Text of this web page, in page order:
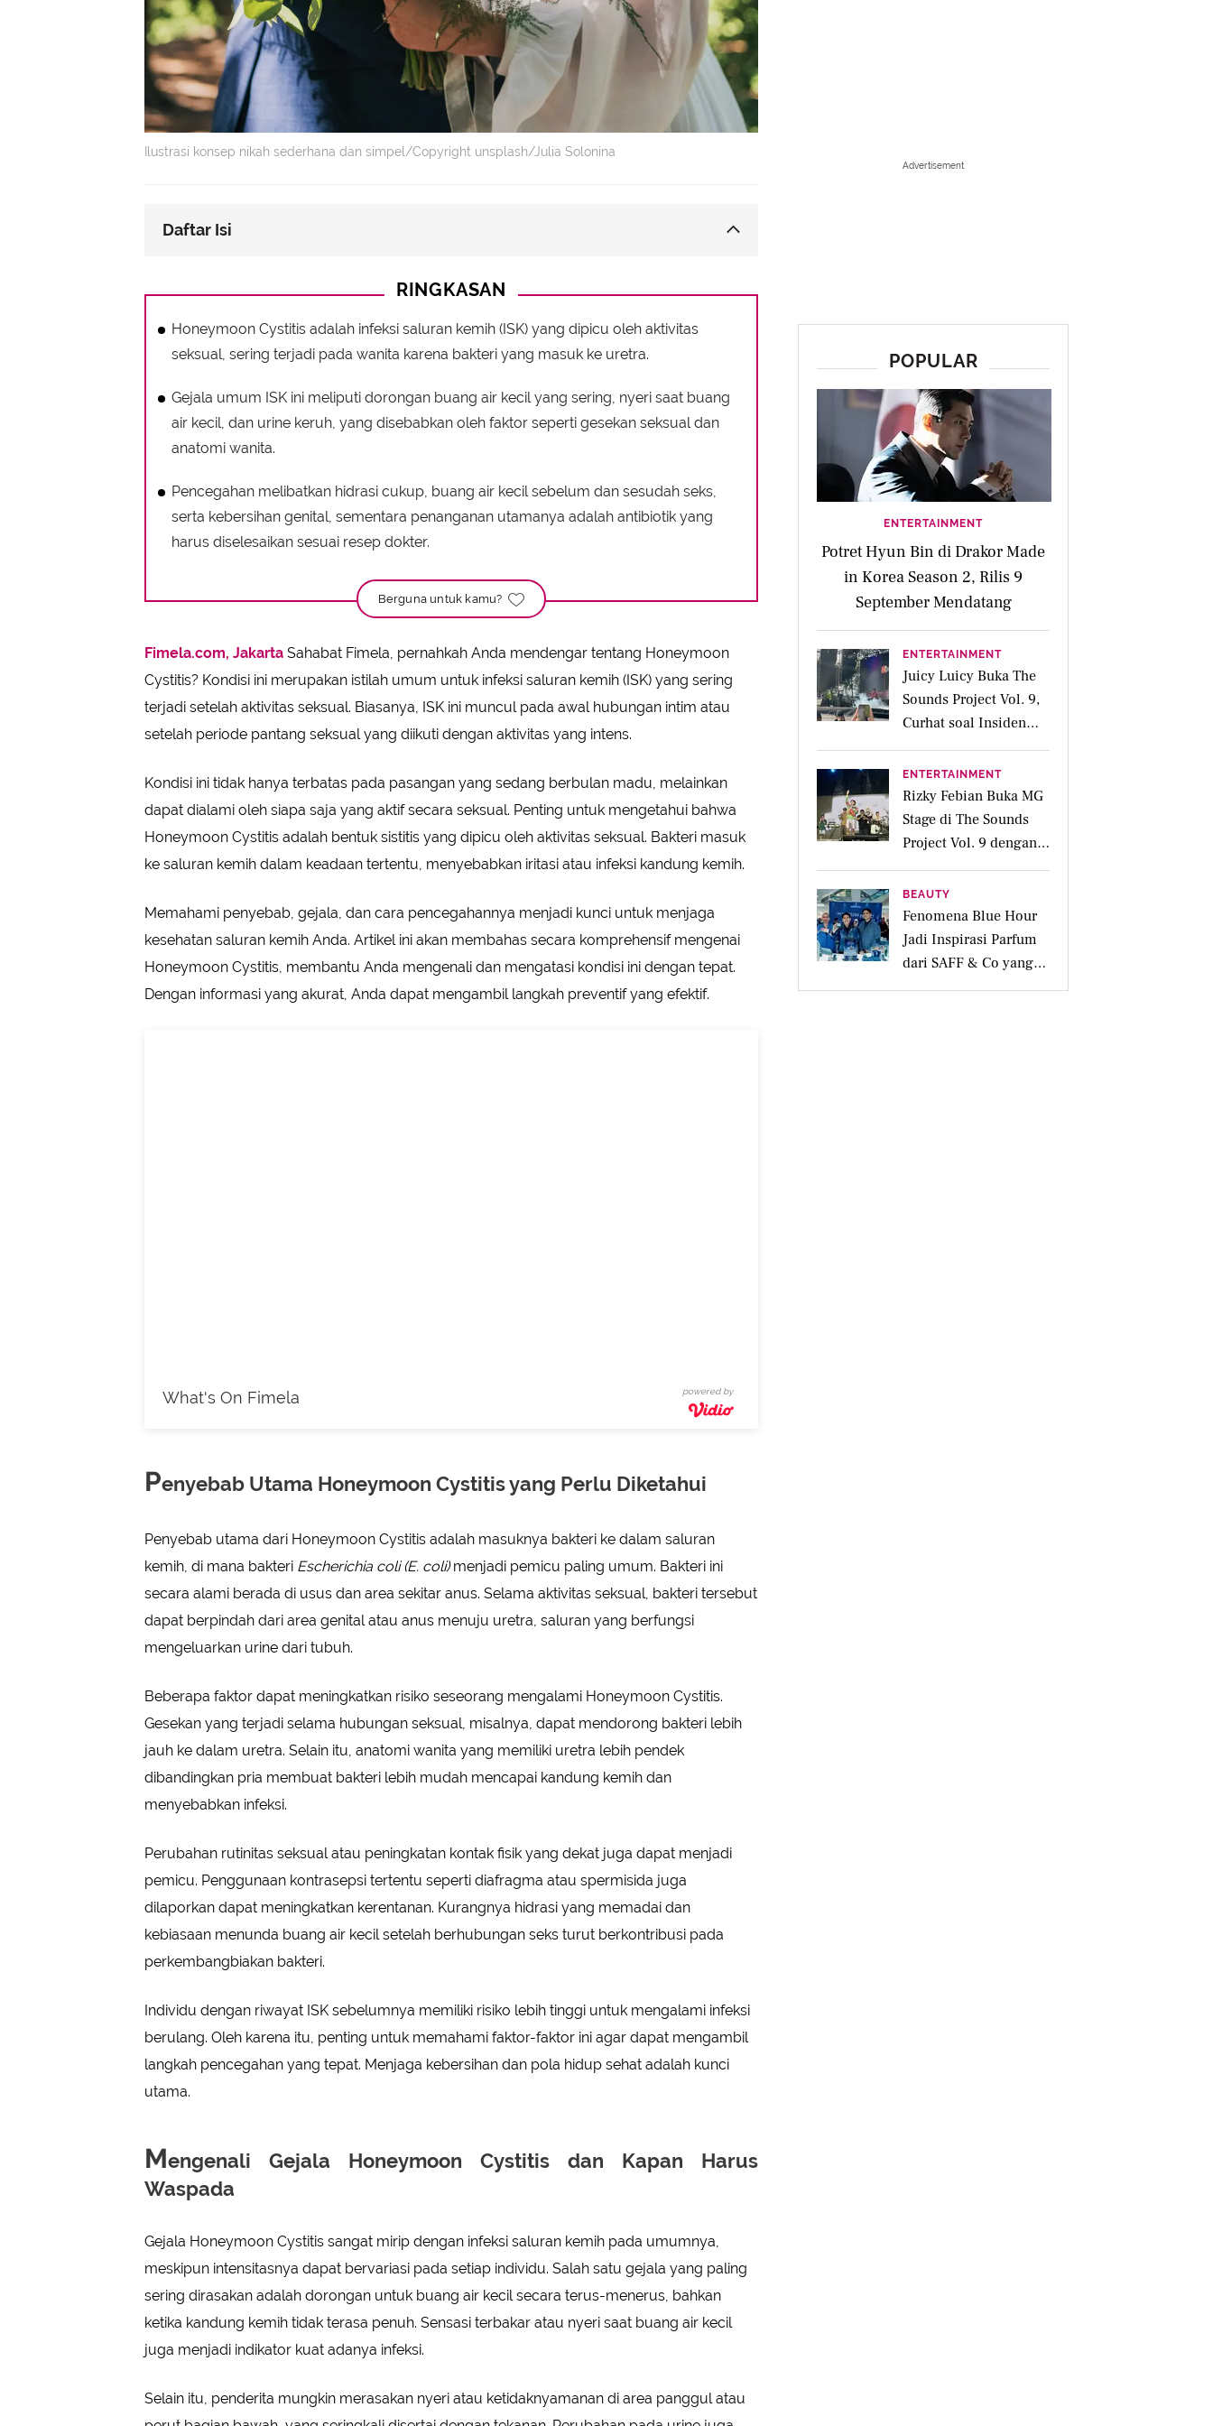
Ilustrasi konsep nikah sederhana dan simpel/Copyright unsplash/Julia Solonina
Daftar Isi
Mengenali Gejala Honeymoon Cystitis dan Kapan Harus Waspada
Strategi Pencegahan Honeymoon Cystitis yang Efektif
Penanganan Honeymoon Cystitis untuk Pemulihan Optimal
RINGKASAN
Honeymoon Cystitis adalah infeksi saluran kemih (ISK) yang dipicu oleh aktivitas
seksual, sering terjadi pada wanita karena bakteri yang masuk ke uretra.
Gejala umum ISK ini meliputi dorongan buang air kecil yang sering, nyeri saat buang
air kecil, dan urine keruh, yang disebabkan oleh faktor seperti gesekan seksual dan
anatomi wanita.
Pencegahan melibatkan hidrasi cukup, buang air kecil sebelum dan sesudah seks,
serta kebersihan genital, sementara penanganan utamanya adalah antibiotik yang
harus diselesaikan sesuai resep dokter.
Berguna untuk kamu?
Fimela.com, Jakarta Sahabat Fimela, pernahkah Anda mendengar tentang Honeymoon
Cystitis? Kondisi ini merupakan istilah umum untuk infeksi saluran kemih (ISK) yang sering
terjadi setelah aktivitas seksual. Biasanya, ISK ini muncul pada awal hubungan intim atau
setelah periode pantang seksual yang diikuti dengan aktivitas yang intens.
Kondisi ini tidak hanya terbatas pada pasangan yang sedang berbulan madu, melainkan
dapat dialami oleh siapa saja yang aktif secara seksual. Penting untuk mengetahui bahwa
Honeymoon Cystitis adalah bentuk sistitis yang dipicu oleh aktivitas seksual. Bakteri masuk
ke saluran kemih dalam keadaan tertentu, menyebabkan iritasi atau infeksi kandung kemih.
Memahami penyebab, gejala, dan cara pencegahannya menjadi kunci untuk menjaga
kesehatan saluran kemih Anda. Artikel ini akan membahas secara komprehensif mengenai
Honeymoon Cystitis, membantu Anda mengenali dan mengatasi kondisi ini dengan tepat.
Dengan informasi yang akurat, Anda dapat mengambil langkah preventif yang efektif.
What's On Fimela powered by
Penyebab Utama Honeymoon Cystitis yang Perlu Diketahui
Penyebab utama dari Honeymoon Cystitis adalah masuknya bakteri ke dalam saluran
kemih, di mana bakteri Escherichia coli (E. coli)menjadi pemicu paling umum. Bakteri ini
secara alami berada di usus dan area sekitar anus. Selama aktivitas seksual, bakteri tersebut
dapat berpindah dari area genital atau anus menuju uretra, saluran yang berfungsi
mengeluarkan urine dari tubuh.
Beberapa faktor dapat meningkatkan risiko seseorang mengalami Honeymoon Cystitis.
Gesekan yang terjadi selama hubungan seksual, misalnya, dapat mendorong bakteri lebih
jauh ke dalam uretra. Selain itu, anatomi wanita yang memiliki uretra lebih pendek
dibandingkan pria membuat bakteri lebih mudah mencapai kandung kemih dan
menyebabkan infeksi.
Perubahan rutinitas seksual atau peningkatan kontak fisik yang dekat juga dapat menjadi
pemicu. Penggunaan kontrasepsi tertentu seperti diafragma atau spermisida juga
dilaporkan dapat meningkatkan kerentanan. Kurangnya hidrasi yang memadai dan
kebiasaan menunda buang air kecil setelah berhubungan seks turut berkontribusi pada
perkembangbiakan bakteri.
Individu dengan riwayat ISK sebelumnya memiliki risiko lebih tinggi untuk mengalami infeksi
berulang. Oleh karena itu, penting untuk memahami faktor-faktor ini agar dapat mengambil
langkah pencegahan yang tepat. Menjaga kebersihan dan pola hidup sehat adalah kunci
utama.
Mengenali Gejala Honeymoon Cystitis dan Kapan Harus
Waspada
Gejala Honeymoon Cystitis sangat mirip dengan infeksi saluran kemih pada umumnya,
meskipun intensitasnya dapat bervariasi pada setiap individu. Salah satu gejala yang paling
sering dirasakan adalah dorongan untuk buang air kecil secara terus-menerus, bahkan
ketika kandung kemih tidak terasa penuh. Sensasi terbakar atau nyeri saat buang air kecil
juga menjadi indikator kuat adanya infeksi.
Selain itu, penderita mungkin merasakan nyeri atau ketidaknyamanan di area panggul atau
Advertisement
POPULAR
ENTERTAINMENT
Potret Hyun Bin di Drakor Made
in Korea Season 2, Rilis 9
September Mendatang
ENTERTAINMENT
Juicy Luicy Buka The
Sounds Project Vol. 9,
Curhat soal Insiden
Salah Kostum
ENTERTAINMENT
Rizky Febian Buka MG
Stage di The Sounds
Project Vol. 9 dengan
Deretan Hitsnya
BEAUTY
Fenomena Blue Hour
Jadi Inspirasi Parfum
dari SAFF & Co yang
Beraroma Hangat dan